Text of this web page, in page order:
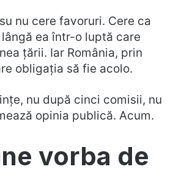
nu cere favoruri. Cere ca
ea într-o luptă care
țării. Iar România, prin
obligația să fie acolo.
nu după cinci comisii, nu
opinia publică. Acum.
vorba de